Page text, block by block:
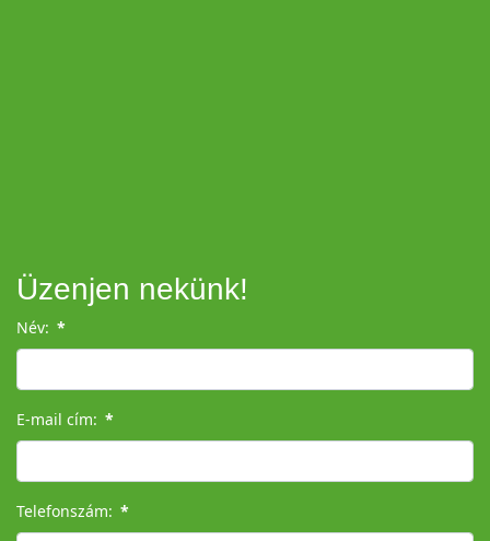
Üzenjen nekünk!
Név: *
E-mail cím: *
Telefonszám: *